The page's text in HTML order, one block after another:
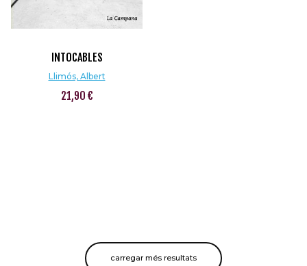
INTOCABLES
Llimós, Albert
21,90 €
carregar més resultats